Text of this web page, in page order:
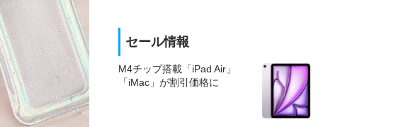
セール情報
M4チップ搭載「iPad Air」
「iMac」が割引価格に